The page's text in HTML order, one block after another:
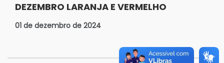
DEZEMBRO LARANJA E VERMELHO
01 de dezembro de 2024